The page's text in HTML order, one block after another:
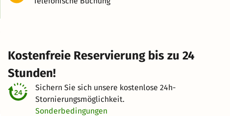
Kostenfreie Reservierung bis zu 24
Stunden!
Sichern Sie sich unsere kostenlose 24h-
Stornierungsmöglichkeit.
Sonderbedingungen